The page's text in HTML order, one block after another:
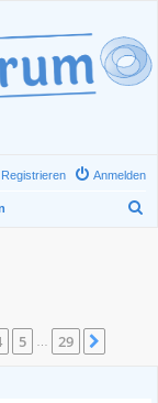
Anmelden
Registrieren
5 29